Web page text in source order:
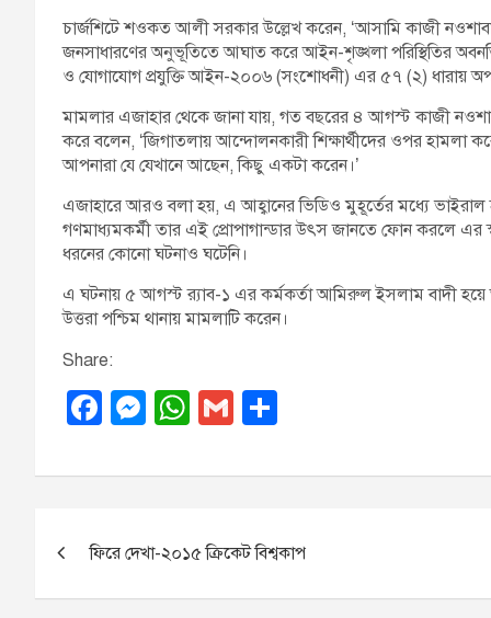
চার্জশিটে শওকত আলী সরকার উল্লেখ করেন, ‘আসামি কাজী নওশাবা
জনসাধারণের অনুভূতিতে আঘাত করে আইন-শৃঙ্খলা পরিস্থিতির
ও যোগাযোগ প্রযুক্তি আইন-২০০৬ (সংশোধনী) এর ৫৭ (২) ধারায়
মামলার এজাহার থেকে জানা যায়, গত বছরের ৪ আগস্ট কাজী
করে বলেন, ‘জিগাতলায় আন্দোলনকারী শিক্ষার্থীদের ওপর
আপনারা যে যেখানে আছেন, কিছু একটা করেন।’
এজাহারে আরও বলা হয়, এ আহ্বানের ভিডিও মুহূর্তের মধ্যে
গণমাধ্যমকর্মী তার এই প্রোপাগান্ডার উৎস জানতে ফোন করলে এর
ধরনের কোনো ঘটনাও ঘটেনি।
এ ঘটনায় ৫ আগস্ট র‌্যাব-১ এর কর্মকর্তা আমিরুল ইসলাম বাদী
উত্তরা পশ্চিম থানায় মামলাটি করেন।
Share:
F
c
b
M
ss
n
W
at
A
G
ail ar
ফিরে দেখা-২০১৫ ক্রিকেট বিশ্বকাপ